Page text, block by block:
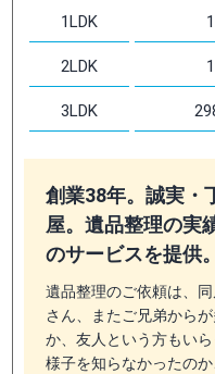
1LDK
2LDK
3LDK
創業38年。誠実・
屋。遺品整理の実
のサービスを提供。
遺品整理のご依頼は、
さん、またご兄弟から
か、友人という方もい
様子を知らなかったの